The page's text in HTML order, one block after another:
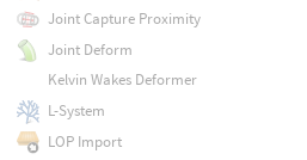
Joint Capture Proximity
Joint Deform
Kelvin Wakes Deformer
L-System
LOP Import